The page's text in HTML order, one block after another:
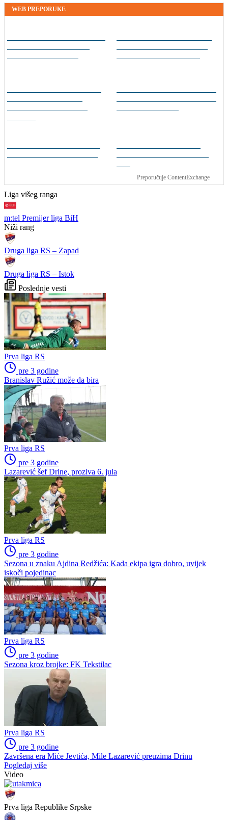
WEB PREPORUKE
Preporučuje ContentExchange
Liga višeg ranga
m:tel Premijer liga BiH
Niži rang
Druga liga RS – Zapad
Druga liga RS – Istok
Poslednje vesti
Prva liga RS
pre 3 godine
Branislav Ružić može da bira
Prva liga RS
pre 3 godine
Lazarević šef Drine, proziva 6. jula
Prva liga RS
pre 3 godine
Sezona u znaku Ajdina Redžića: Kada ekipa igra dobro, uvijek
iskoči pojedinac
Prva liga RS
pre 3 godine
Sezona kroz brojke: FK Tekstilac
Prva liga RS
pre 3 godine
Završena era Miće Jevtića, Mile Lazarević preuzima Drinu
Pogledaj više
Video
Prva liga Republike Srpske